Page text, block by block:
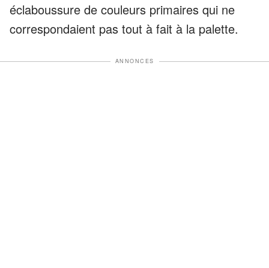
éclaboussure de couleurs primaires qui ne
correspondaient pas tout à fait à la palette.
ANNONCES